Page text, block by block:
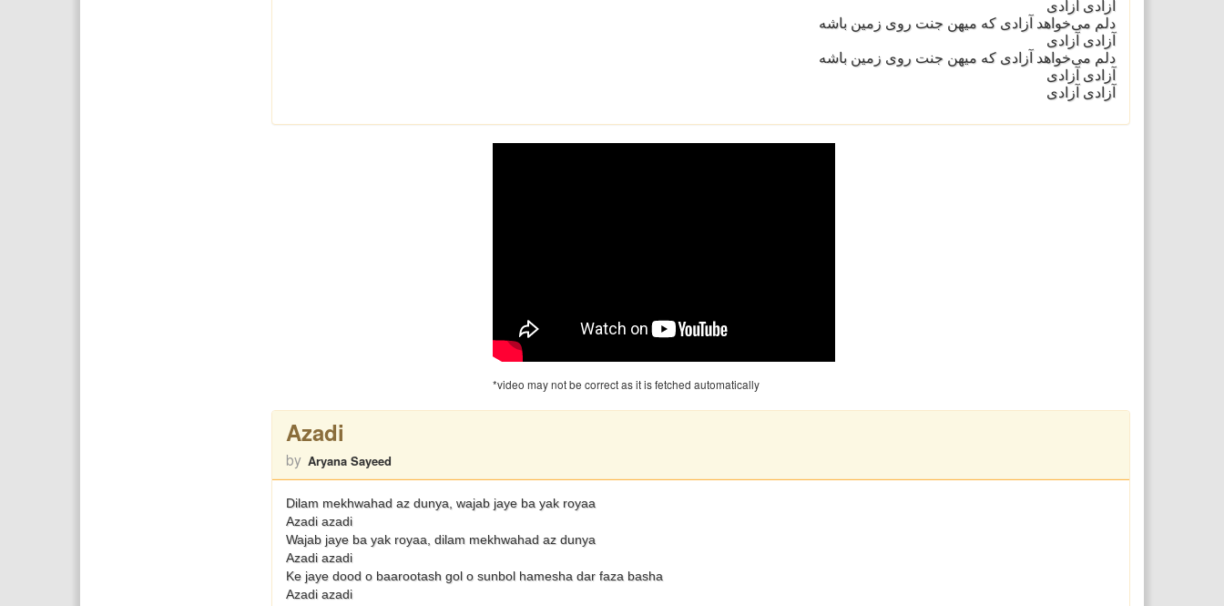
آزادی آزادی
دلم می‌خواهد آزادی که میهن جنت روی زمین باشه
آزادی آزادی
دلم می‌خواهد آزادی که میهن جنت روی زمین باشه
آزادی آزادی
آزادی آزادی
*video may not be correct as it is fetched automatically
Azadi
by Aryana Sayeed
Dilam mekhwahad az dunya, wajab jaye ba yak royaa
Azadi azadi
Wajab jaye ba yak royaa, dilam mekhwahad az dunya
Azadi azadi
Ke jaye dood o baarootash gol o sunbol hamesha dar faza basha
Azadi azadi